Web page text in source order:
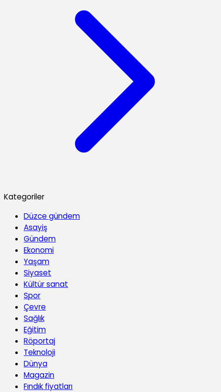
Kategoriler
Düzce gündem
Asayiş
Gündem
Ekonomi
Yaşam
Siyaset
Kültür sanat
Spor
Çevre
Sağlık
Eğitim
Röportaj
Teknoloji
Dünya
Magazin
Fındık fiyatları